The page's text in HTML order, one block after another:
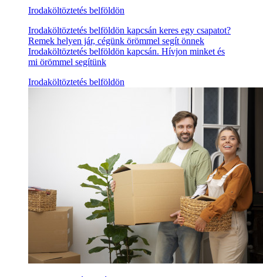
Irodaköltöztetés belföldön
Irodaköltöztetés belföldön kapcsán keres egy csapatot?
Remek helyen jár, cégünk örömmel segít önnek
Irodaköltöztetés belföldön kapcsán. Hívjon minket és
mi örömmel segítünk
Irodaköltöztetés belföldön